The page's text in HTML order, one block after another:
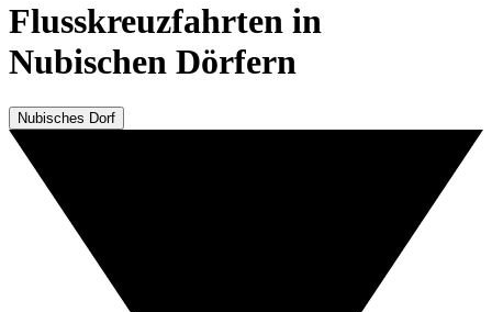
Flusskreuzfahrten in
Nubischen Dörfern
Nubisches Dorf